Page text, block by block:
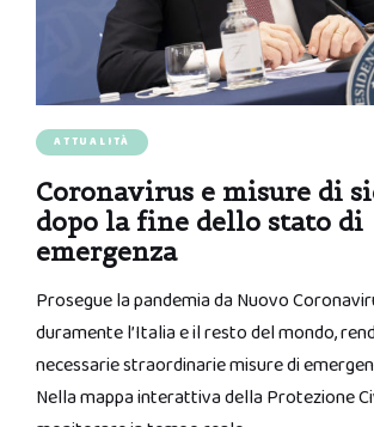
ATTUALITÀ
Coronavirus e misure di
dopo la fine dello stato di
emergenza
Prosegue la pandemia da Nuovo
duramente l’Italia e il resto del mondo,
necessarie straordinarie misure di
Nella mappa interattiva della Protezione